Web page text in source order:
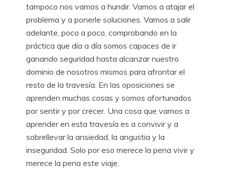
tampoco nos vamos a hundir. Vamos a atajar el
problema y a ponerle soluciones. Vamos a salir
adelante, poco a poco, comprobando en la
práctica que día a día somos capaces de ir
ganando seguridad hasta alcanzar nuestro
dominio de nosotros mismos para afrontar el
resto de la travesía. En las oposiciones se
aprenden muchas cosas y somos afortunados
por sentir y por crecer. Una cosa que vamos a
aprender en esta travesía es a convivir y a
sobrellevar la ansiedad, la angustia y la
inseguridad. Solo por eso merece la pena vivir y
merece la pena este viaje.